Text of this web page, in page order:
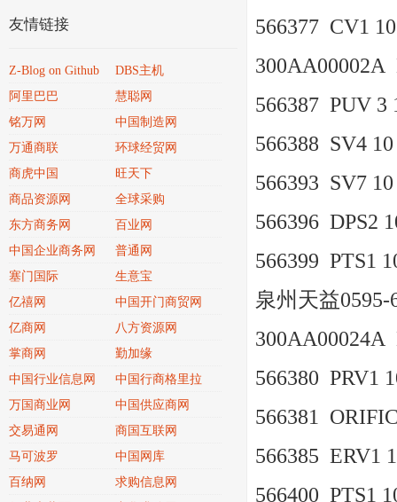
友情链接
Z-Blog on Github
DBS主机
阿里巴巴
慧聪网
铭万网
中国制造网
万通商联
环球经贸网
商虎中国
旺天下
商品资源网
全球采购
东方商务网
百业网
中国企业商务网
普通网
塞门国际
生意宝
亿禧网
中国开门商贸网
亿商网
八方资源网
掌商网
勤加缘
中国行业信息网
中国行商格里拉
万国商业网
中国供应商网
交易通网
商国互联网
马可波罗
中国网库
百纳网
求购信息网
566377 CV1
300AA00002A
566387 PUV 3
566388 SV4
566393 SV7
566396 DPS2
566399 PTS1
泉州天益0595-
300AA00024A
566380 PRV1
566381
566385 ERV1
566400 PTS1